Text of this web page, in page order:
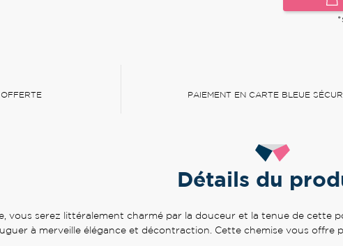
PAIEMENT EN CARTE BLEUE
Détails du
vous serez littéralement charmé par la douceur et la tenue de cette
à merveille élégance et décontraction. Cette chemise vous offre